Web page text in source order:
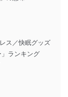
ス／快眠グッズ
ランキング